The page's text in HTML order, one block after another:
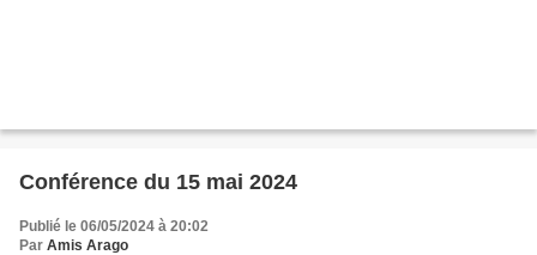
Conférence du 15 mai 2024
Publié le 06/05/2024 à 20:02
Par Amis Arago